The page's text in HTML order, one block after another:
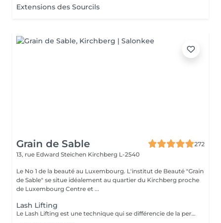
Extensions des Sourcils
Grain de Sable
272
13, rue Edward Steichen Kirchberg L-2540
Le No 1 de la beauté au Luxembourg. L'institut de Beauté "Grain
de Sable" se situe idéalement au quartier du Kirchberg proche
de Luxembourg Centre et ...
Lash Lifting
Le Lash Lifting est une technique qui se différencie de la permanente des cils, par l'application d'une forme silicone sur la paupière à la place des traditionnels rouleaux: vos cils sont soulevés depuis la racine vers le haut pour un résultat oeil de biche, visible durant 6 à 12 semaines selon la texture de vos cils.